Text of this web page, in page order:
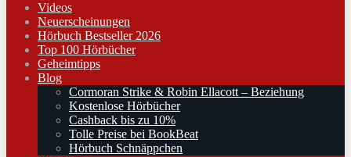
Videos
Neuerscheinungen
Hörbuch Bestseller 2026
Top 100 Hörbücher
Geheimtipps
Blog
Cormoran Strike & Robin Ellacott – Beziehung
Kostenlose Hörbücher
Cashback bis zu 10%
Tolle Preise bei BookBeat
Hörbuch Schnäppchen